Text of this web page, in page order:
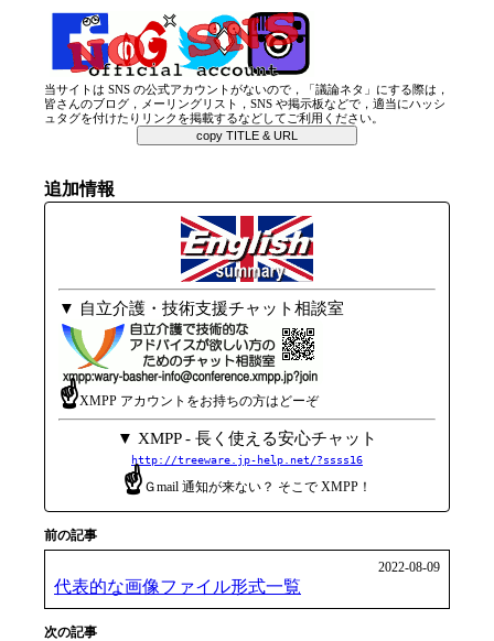
当サイトは SNS の公式アカウントがないので，「議論ネタ」にする際は，
皆さんのブログ，メーリングリスト，SNS や掲示板などで，適当にハッシ
ュタグを付けたりリンクを掲載するなどしてご利用ください。
copy TITLE & URL
追加情報
▼ 自立介護・技術支援チャット相談室
☝XMPP アカウントをお持ちの方はどーぞ
▼ XMPP - 長く使える安心チャット
http://treeware.jp-help.net/?ssss16
☝ Ｇmаil 通知が来ない？ そこで XMPP！
前の記事
2022-08-09
代表的な画像ファイル形式一覧
次の記事